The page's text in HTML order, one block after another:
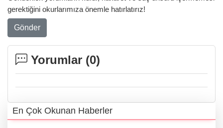
gerektiğini okurlarımıza önemle hatırlatırız!
Gönder
Yorumlar (0)
En Çok Okunan Haberler